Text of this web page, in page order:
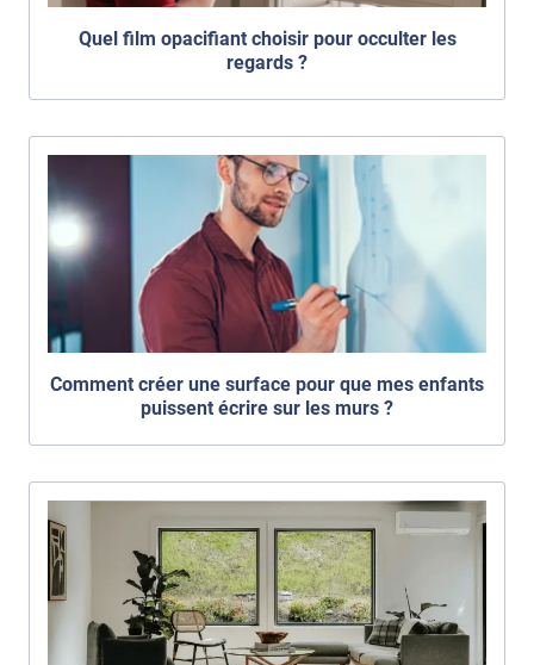
Quel film opacifiant choisir pour occulter les
regards ?
Comment créer une surface pour que mes enfants
puissent écrire sur les murs ?